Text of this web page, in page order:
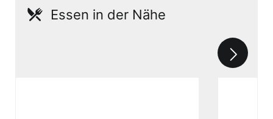
Essen in der Nähe